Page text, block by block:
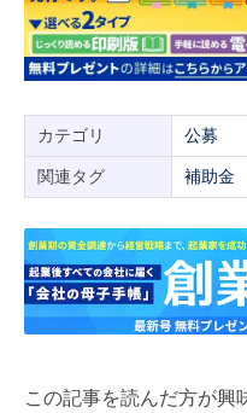
カテゴリ 公募
関連タグ 補助金
この記事を読んだ方が興